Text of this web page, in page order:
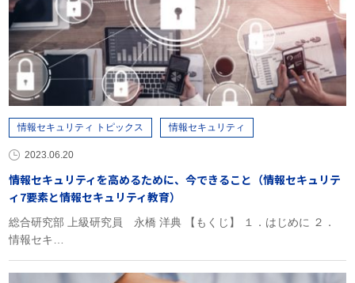
情報セキュリティ トピックス 情報セキュリティ
2023.06.20
情報セキュリティを高めるために、今できること（情報セキュリテ
ィ7要素と情報セキュリティ教育）
総合研究部 上級研究員 永橋 洋典 【もくじ】 １．はじめに ２．
情報セキ…